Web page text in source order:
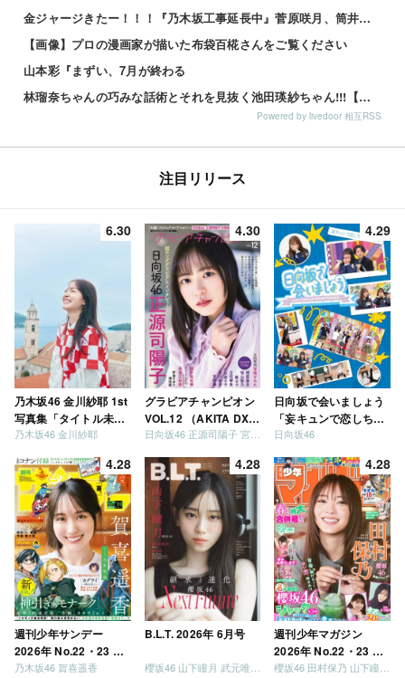
金ジャージきたー！！！『乃木坂工事延長中』菅原咲月、筒井あやめ、小津玲奈の3ショット到着！！【乃木坂46】
【画像】プロの漫画家が描いた布袋百椛さんをご覧ください
山本彩『まずい、7月が終わる
林瑠奈ちゃんの巧みな話術とそれを見抜く池田瑛紗ちゃん!!!【乃木坂46】
Powered by livedoor 相互RSS
注目リリース
6.30
乃木坂46 金川紗耶 1st
写真集「タイトル未
定」
乃木坂46 金川紗耶
4.30
グラビアチャンピオン
VOL.12 （AKITA DXシ
リーズ）
日向坂46 正源司陽子 宮地すみれ
4.29
日向坂で会いましょう
「妄キュンで恋しちゃ
いましょう」「どっち
う」「ご褒美でロケし
ましょう」「フレンド
リーになりましょう」
「笑って卒業を祝いま
しょう」 [Blu-ray]
日向坂46
4.28
週刊少年サンデー
2026年 No.22・23 合
併号
乃木坂46 賀喜遥香
4.28
B.L.T. 2026年 6月号
櫻坂46 山下瞳月 武元唯衣 / 乃木坂46 海邉朱莉
4.28
週刊少年マガジン
2026年 No.22・23 合
併号